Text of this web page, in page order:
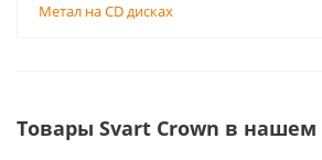
Метал на CD дисках
Товары Svart Crown в нашем